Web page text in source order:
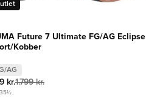
Future 7 Ultimate FG/AG Eclipse
Kobber
AG
kr.1.799 kr.
35½